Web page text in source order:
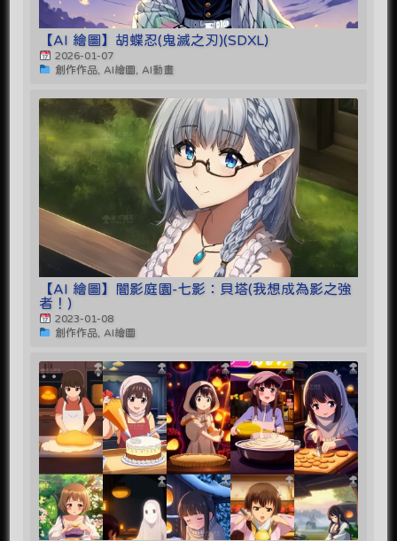
【AI 繪圖】胡蝶忍(鬼滅之刃)(SDXL)
2026-01-07
創作作品, AI繪圖, AI動畫
【AI 繪圖】闇影庭園-七影：貝塔(我想成為影之強
者！)
2023-01-08
創作作品, AI繪圖